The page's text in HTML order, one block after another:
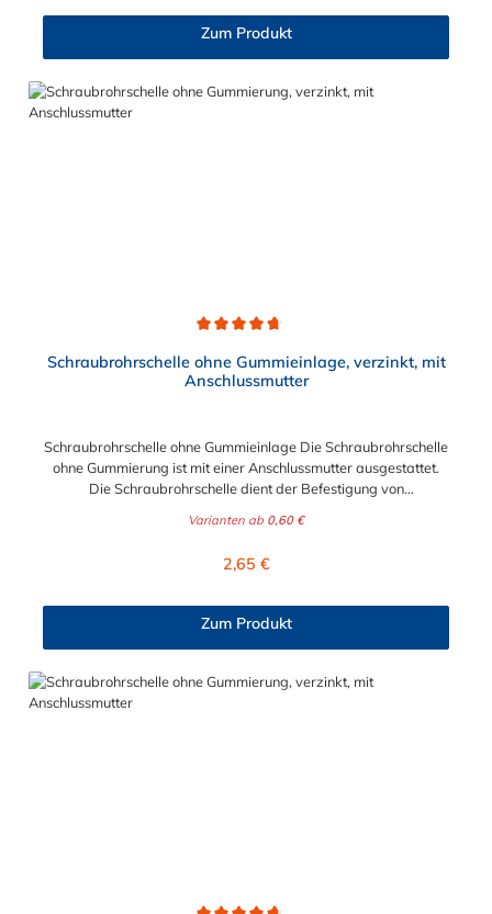
ermöglicht. Bitte beachten: unter Ø = 32 mm: Anschlussmutter
Stahl, galvanisch verzinkt unverlierbare und schraubergerechte
Verschlussschrauben angeschweißte Anschlussmutter
Zum Produkt
Schraubrohrschelle ohne Gummieinlage, verzinkt, mit
Anschlussmutter
Schraubrohrschelle ohne Gummieinlage Die Schraubrohrschelle
ohne Gummierung ist mit einer Anschlussmutter ausgestattet.
Die Schraubrohrschelle dient der Befestigung von
Anwendung im Sanitär-, Heizungs-, und Abwasserbereich.
Kombi-Gewinde, besitzt einen Schnellverschluß, der eine
ermöglicht. Bitte beachten: unter Ø = 32 mm: Anschlussmutter
M8 ab Ø = 32 mm: Kombimutter M8/10 (verjüngtes Gewinde
mit M10 außen und M8 innen) mit zwei Verschlussschrauben
Stahl, galvanisch verzinkt unverlierbare und schraubergerechte
Verschlussschrauben angeschweißte Anschlussmutter
Varianten ab 0,60 €
Regulärer Preis:
2,65 €
Zum Produkt